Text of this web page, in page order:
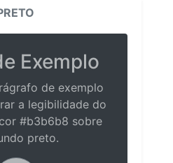
Exemplo
de exemplo
a legibilidade do
#b3b6b8 sobre
preto.